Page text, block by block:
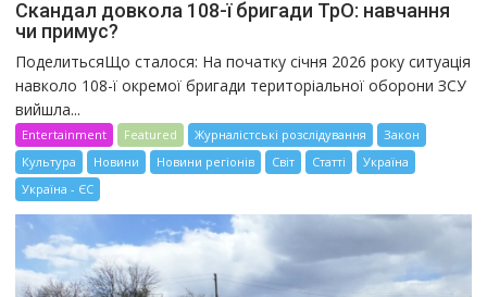
Скандал довкола 108-ї бригади ТрО: навчання
чи примус?
ПоделитьсяЩо сталося: На початку січня 2026 року ситуація
навколо 108-ї окремої бригади територіальної оборони ЗСУ
вийшла...
Entertainment Featured Журналістські розслідування
Закон
Культура
Новини Новини регіонів Світ Статті
Україна
Україна - ЄС